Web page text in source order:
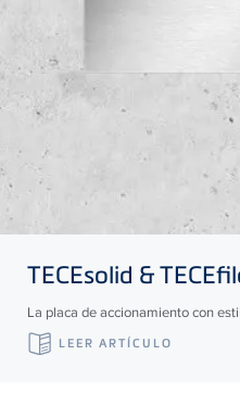
TECEsolid &TECE
La placa de accionamiento con
LEER ARTÍCULO